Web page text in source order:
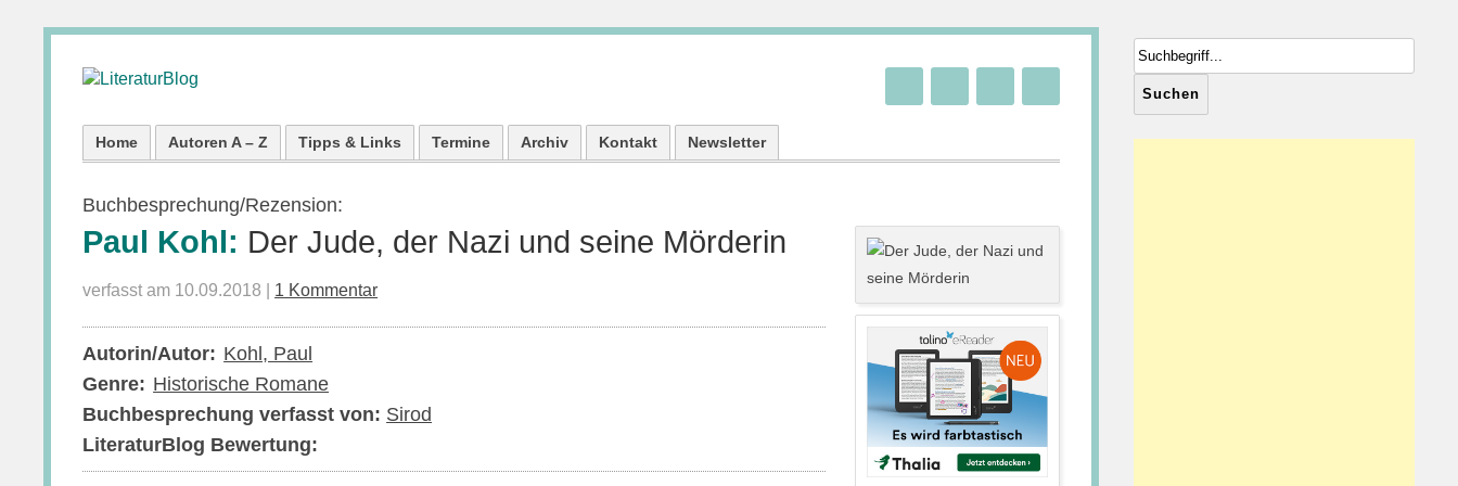
Home Autoren A – Z Tipps & Links Termine Archiv Kontakt Newsletter
Buchbesprechung/Rezension:
Paul Kohl: Der Jude, der Nazi und seine Mörderin
verfasst am 10.09.2018 | 1 Kommentar
Autorin/Autor: Kohl, Paul
Genre: Historische Romane
Buchbesprechung verfasst von: Sirod
LiteraturBlog Bewertung: